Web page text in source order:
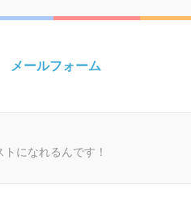
メールフォーム
になれるんです！